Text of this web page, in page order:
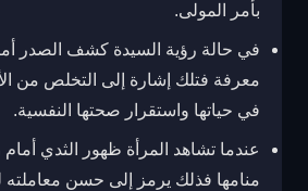
بأمر المولى.
في حالة رؤية السيدة كشف الصدر
معرفة فتلك إشارة إلى التخلص من
في حياتها واستقرار صحتها النفسية.
عندما تشاهد المرأة ظهور الثدي
منامها فذلك يرمز إلى حسن معاملته